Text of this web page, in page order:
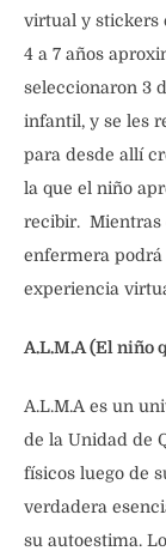
virtual y stickers
4 a 7 años
seleccionaron 3
infantil, y se les
para desde allí
la que el niño
recibir. Mientras
enfermera podrá
experiencia
A.L.M.A (El niño
A.L.M.A es un
de la Unidad de
físicos luego de
verdadera
su autoestima.